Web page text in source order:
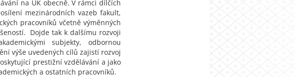
na UK obecně. V rámci dílčích
mezinárodních vazeb fakult,
pracovníků včetně výměnných
Dojde tak k dalšímu rozvoji
subjekty, odbornou
výše uvedených cílů zajistí rozvoj
prestižní vzdělávání a jako
a ostatních pracovníků.